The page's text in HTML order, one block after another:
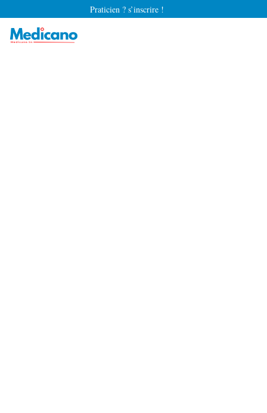
Praticien ? s’inscrire !